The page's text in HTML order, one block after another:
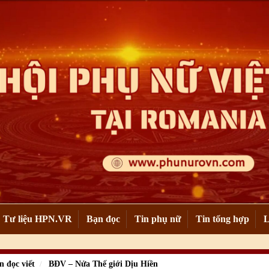
Tư liệu HPN.VR Bạn đọc Tin phụ nữ Tin tổng hợp
đọc viết BĐV – Nửa Thế giới Dịu Hiền